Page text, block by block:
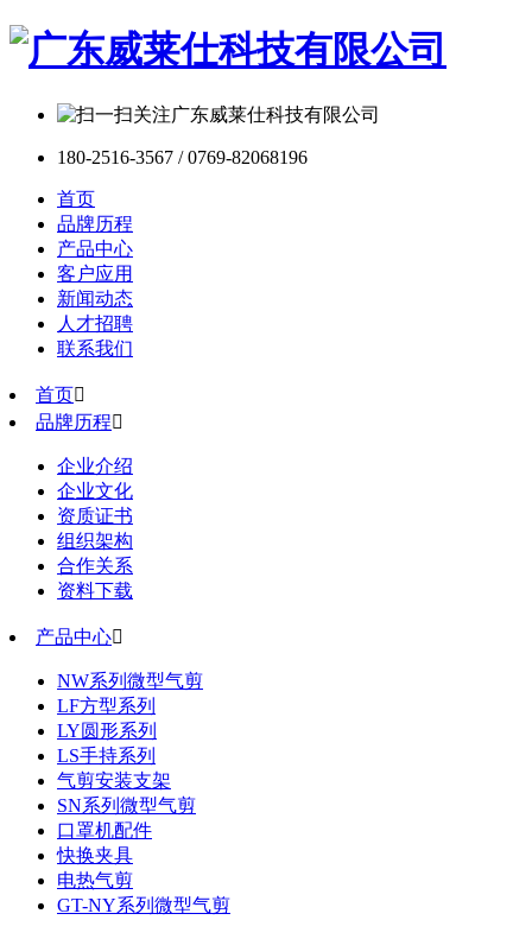
180-2516-3567 / 0769-82068196
首页
品牌历程
产品中心
客户应用
新闻动态
人才招聘
联系我们
首页
品牌历程
企业介绍
企业文化
资质证书
组织架构
合作关系
资料下载
产品中心
NW系列微型气剪
LF方型系列
LY圆形系列
LS手持系列
气剪安装支架
SN系列微型气剪
口罩机配件
快换夹具
电热气剪
GT-NY系列微型气剪